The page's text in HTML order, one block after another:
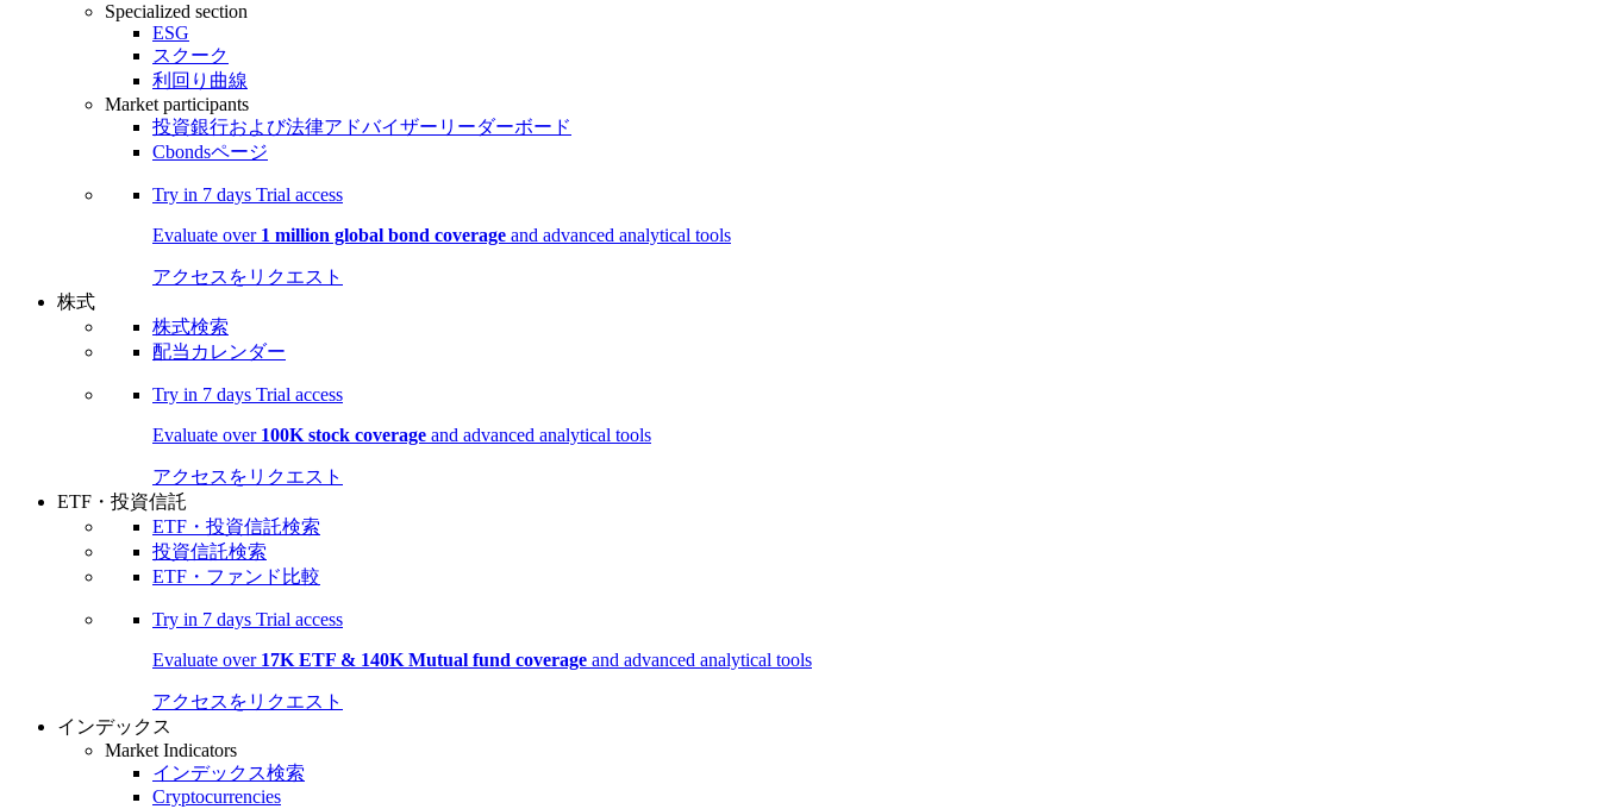
Specialized section
ESG
スクーク
利回り曲線
Market participants
投資銀行および法律アドバイザーリーダーボード
Cbondsページ
Try in 7 days Trial access
Evaluate over 1 million global bond coverage and advanced analytical tools
アクセスをリクエスト
株式
株式検索
配当カレンダー
Try in 7 days Trial access
Evaluate over 100K stock coverage and advanced analytical tools
アクセスをリクエスト
ETF・投資信託
ETF・投資信託検索
投資信託検索
ETF・ファンド比較
Try in 7 days Trial access
Evaluate over 17K ETF & 140K Mutual fund coverage and advanced analytical tools
アクセスをリクエスト
インデックス
Market Indicators
インデックス検索
Cryptocurrencies